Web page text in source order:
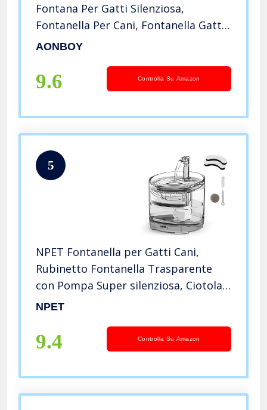
Fontana Per Gatti Silenziosa,
Fontanella Per Cani, Fontanella Gatti
Con Luci A LED, 2 Litri, Con Filtro A
AONBOY
9.6 Controlla Su Amazon
5
NPET Fontanella per Gatti Cani,
Rubinetto Fontanella Trasparente
con Pompa Super silenziosa, Ciotola
con Filtro a Carbone Attivo di
NPET
9.4 Controlla Su Amazon